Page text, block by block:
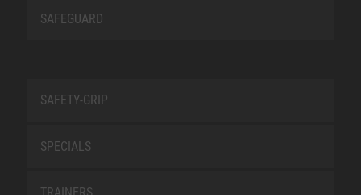
SAFEGUARD
SAFETY-GRIP
SPECIALS